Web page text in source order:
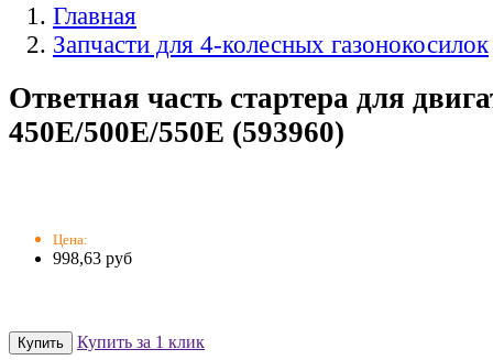
Главная
Запчасти для 4-колесных газонокосилок
Ответная часть стартера для
450E/500E/550E (593960)
Цена:
998,63 руб
Купить за 1 клик